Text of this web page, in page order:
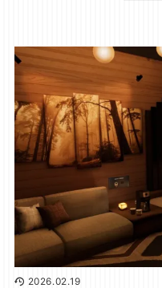
2026.02.19